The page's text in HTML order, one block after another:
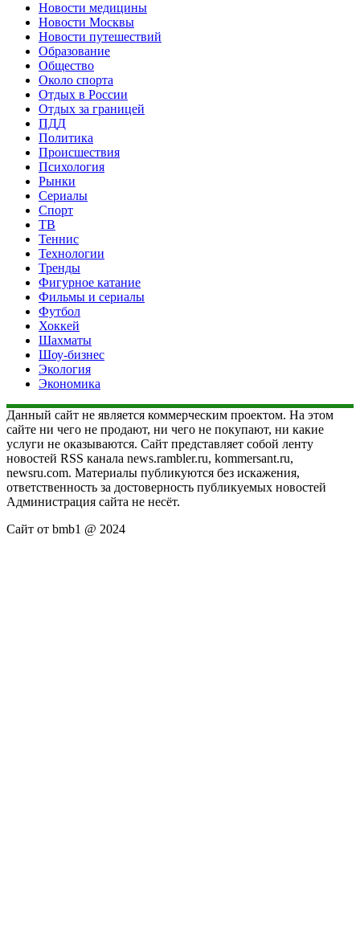
Новости медицины
Новости Москвы
Новости путешествий
Образование
Общество
Около спорта
Отдых в России
Отдых за границей
ПДД
Политика
Происшествия
Психология
Рынки
Сериалы
Спорт
ТВ
Теннис
Технологии
Тренды
Фигурное катание
Фильмы и сериалы
Футбол
Хоккей
Шахматы
Шоу-бизнес
Экология
Экономика
Данный сайт не является коммерческим проектом. На этом
сайте ни чего не продают, ни чего не покупают, ни какие
услуги не оказываются. Сайт представляет собой ленту
новостей RSS канала news.rambler.ru, kommersant.ru,
newsru.com. Материалы публикуются без искажения,
ответственность за достоверность публикуемых новостей
Администрация сайта не несёт.
Сайт от bmb1 @ 2024